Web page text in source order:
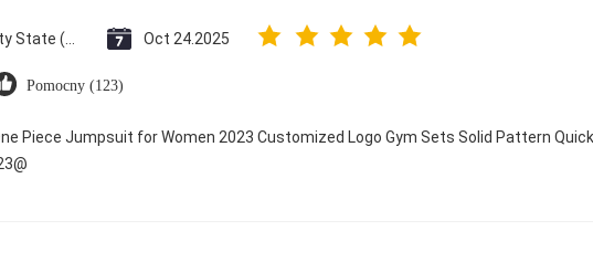
Oct 24.2025
Pomocny (123)
Piece Jumpsuit for Women 2023 Customized Logo Gym Sets Solid Pattern